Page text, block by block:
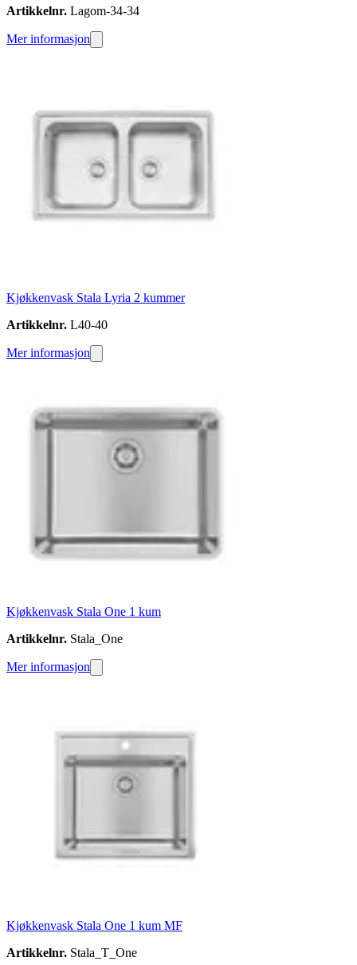
Artikkelnr. Lagom-34-34
Mer informasjon
Kjøkkenvask Stala Lyria 2 kummer
Artikkelnr. L40-40
Mer informasjon
Kjøkkenvask Stala One 1 kum
Artikkelnr. Stala_One
Mer informasjon
Kjøkkenvask Stala One 1 kum MF
Artikkelnr. Stala_T_One